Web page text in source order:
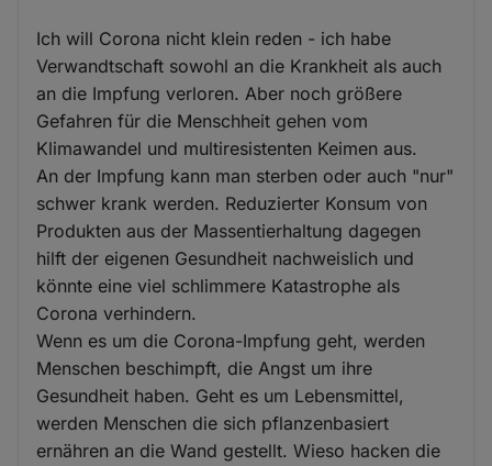
Ich will Corona nicht klein reden - ich habe
Verwandtschaft sowohl an die Krankheit als auch
an die Impfung verloren. Aber noch größere
Gefahren für die Menschheit gehen vom
Klimawandel und multiresistenten Keimen aus.
An der Impfung kann man sterben oder auch "nur"
schwer krank werden. Reduzierter Konsum von
Produkten aus der Massentierhaltung dagegen
hilft der eigenen Gesundheit nachweislich und
könnte eine viel schlimmere Katastrophe als
Corona verhindern.
Wenn es um die Corona-Impfung geht, werden
Menschen beschimpft, die Angst um ihre
Gesundheit haben. Geht es um Lebensmittel,
werden Menschen die sich pflanzenbasiert
ernähren an die Wand gestellt. Wieso hacken die